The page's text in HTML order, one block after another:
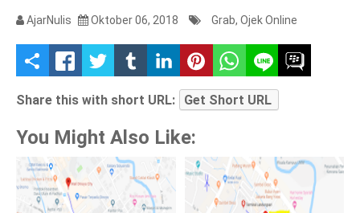
AjarNulis Oktober 06, 2018 Grab, Ojek Online
S
h
e
Share this with short URL: Get Short URL
You Might Also Like: